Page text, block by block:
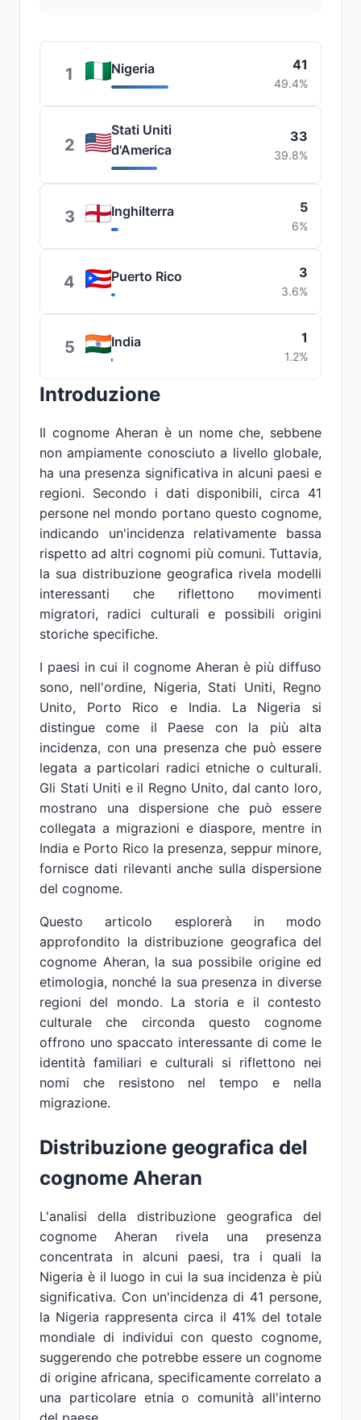
1 Nigeria 41
49.4%
2
Stati Uniti
d'America
33
39.8%
3 Inghilterra 5
6%
4 Puerto Rico 3
3.6%
5 India 1
1.2%
Introduzione
Il cognome Aheran è un nome che, sebbene
non ampiamente conosciuto a livello globale,
ha una presenza significativa in alcuni paesi e
regioni. Secondo i dati disponibili, circa 41
persone nel mondo portano questo cognome,
indicando un'incidenza relativamente bassa
rispetto ad altri cognomi più comuni. Tuttavia,
la sua distribuzione geografica rivela modelli
interessanti che riflettono movimenti
migratori, radici culturali e possibili origini
storiche specifiche.
I paesi in cui il cognome Aheran è più diffuso
sono, nell'ordine, Nigeria, Stati Uniti, Regno
Unito, Porto Rico e India. La Nigeria si
distingue come il Paese con la più alta
incidenza, con una presenza che può essere
legata a particolari radici etniche o culturali.
Gli Stati Uniti e il Regno Unito, dal canto loro,
mostrano una dispersione che può essere
collegata a migrazioni e diaspore, mentre in
India e Porto Rico la presenza, seppur minore,
fornisce dati rilevanti anche sulla dispersione
del cognome.
Questo articolo esplorerà in modo
approfondito la distribuzione geografica del
cognome Aheran, la sua possibile origine ed
etimologia, nonché la sua presenza in diverse
regioni del mondo. La storia e il contesto
culturale che circonda questo cognome
offrono uno spaccato interessante di come le
identità familiari e culturali si riflettono nei
nomi che resistono nel tempo e nella
migrazione.
Distribuzione geografica del
cognome Aheran
L'analisi della distribuzione geografica del
cognome Aheran rivela una presenza
concentrata in alcuni paesi, tra i quali la
Nigeria è il luogo in cui la sua incidenza è più
significativa. Con un'incidenza di 41 persone,
la Nigeria rappresenta circa il 41% del totale
mondiale di individui con questo cognome,
suggerendo che potrebbe essere un cognome
di origine africana, specificamente correlato a
una particolare etnia o comunità all'interno